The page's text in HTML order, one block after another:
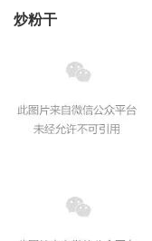
炒粉干